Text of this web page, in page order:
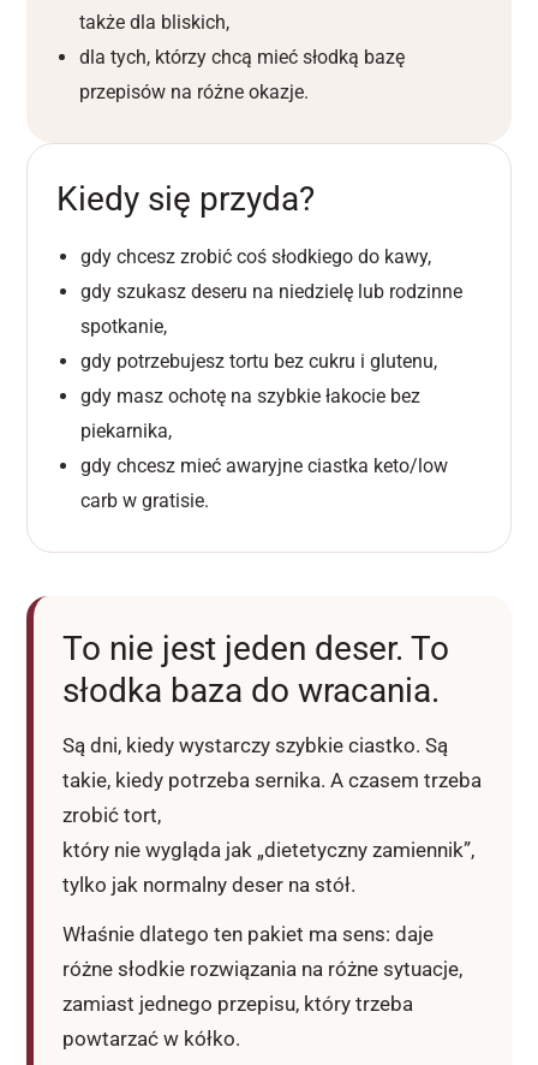
także dla bliskich,
dla tych, którzy chcą mieć słodką bazę
przepisów na różne okazje.
Kiedy się przyda?
gdy chcesz zrobić coś słodkiego do kawy,
gdy szukasz deseru na niedzielę lub rodzinne
spotkanie,
gdy potrzebujesz tortu bez cukru i glutenu,
gdy masz ochotę na szybkie łakocie bez
piekarnika,
gdy chcesz mieć awaryjne ciastka keto/low
carb w gratisie.
To nie jest jeden deser. To
słodka baza do wracania.
Są dni, kiedy wystarczy szybkie ciastko. Są
takie, kiedy potrzeba sernika. A czasem trzeba
zrobić tort,
który nie wygląda jak „dietetyczny zamiennik”,
tylko jak normalny deser na stół.
Właśnie dlatego ten pakiet ma sens: daje
różne słodkie rozwiązania na różne sytuacje,
zamiast jednego przepisu, który trzeba
powtarzać w kółko.